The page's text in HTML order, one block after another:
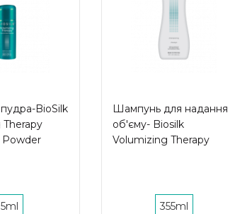
BioSilk
Powder
Шампунь для надання
об'єму- Biosilk
Volumizing Therapy
355ml